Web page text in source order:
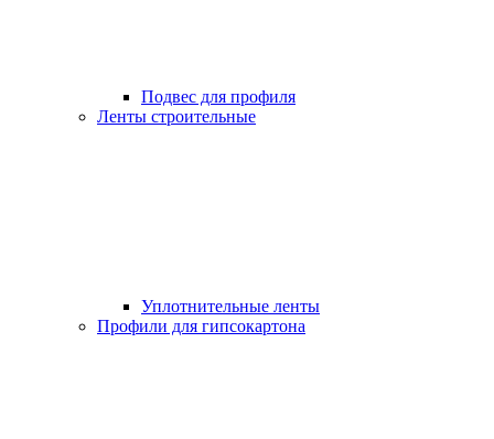
Подвес для профиля
Ленты строительные
Уплотнительные ленты
Профили для гипсокартона